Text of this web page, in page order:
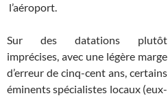
l’aéroport.
Sur des datations plutôt
imprécises, avec une légère marge
d’erreur de cinq-cent ans, certains
éminents spécialistes locaux (eux-